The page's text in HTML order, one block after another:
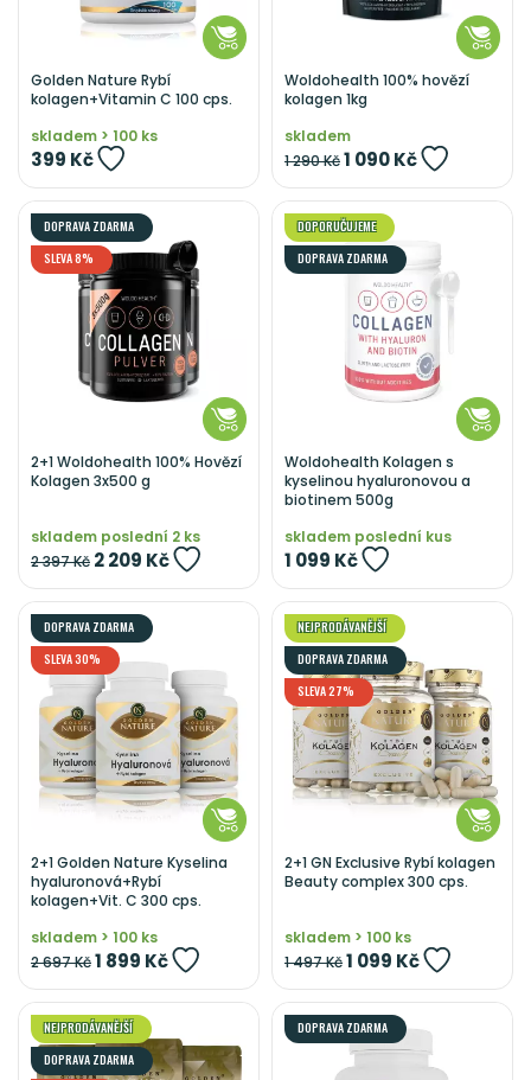
Golden Nature Rybí
kolagen+Vitamin C 100 cps.
skladem > 100 ks
399 Kč
Woldohealth 100% hovězí
kolagen 1kg
skladem
1 290 Kč1 090 Kč
DOPRAVA ZDARMA
SLEVA 8%
2+1 Woldohealth 100% Hovězí
Kolagen 3x500 g
skladem poslední 2 ks
2 397 Kč 2 209 Kč
DOPORUČUJEME
DOPRAVA ZDARMA
Woldohealth Kolagen s
kyselinou hyaluronovou a
biotinem 500g
skladem poslední kus
1 099 Kč
DOPRAVA ZDARMA
SLEVA 30%
2+1 Golden Nature Kyselina
hyaluronová+Rybí
kolagen+Vit. C 300 cps.
skladem > 100 ks
2 697 Kč1 899 Kč
NEJPRODÁVANĚJŠÍ
DOPRAVA ZDARMA
SLEVA 27%
2+1 GN Exclusive Rybí kolagen
Beauty complex 300 cps.
skladem > 100 ks
1 497 Kč1 099 Kč
NEJPRODÁVANĚJŠÍ
DOPRAVA ZDARMA
DOPRAVA ZDARMA